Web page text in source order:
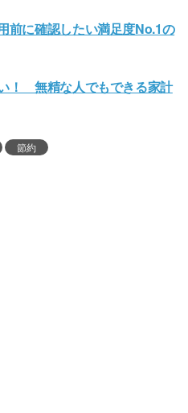
に確認したい満足度No.1の
！ 無精な人でもできる家計
節約